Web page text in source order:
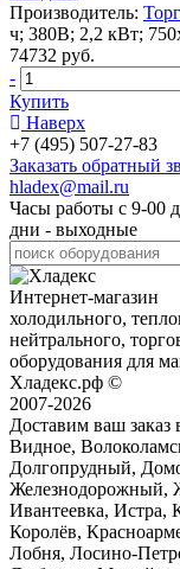
Производитель:
ч; 380В; 2,2 кВт;
74732 руб.
-
Купить
Наверх
+7 (495) 507-27-83
Заказать обратный
hladex@mail.ru
Часы работы с 9-00
дни - выходные
Интернет-магазин
холодильного,
нейтрального,
оборудования для
Хладекс.рф ©
2007-2026
Доставим ваш
Видное,
Долгопрудный,
Железнодорожный,
Ивантеевка,
Королёв,
Лобня, Лосино-